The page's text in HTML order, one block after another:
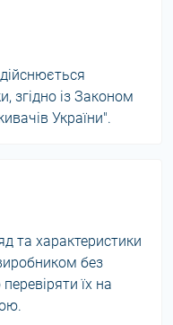
згідно із Законом
України".
та характеристики
без
їх на